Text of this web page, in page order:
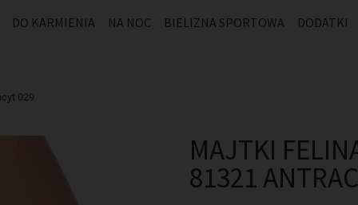
DO KARMIENIA NA NOC BIELIZNA SPORTOWA DODATKI
029
MAJTKI
81321